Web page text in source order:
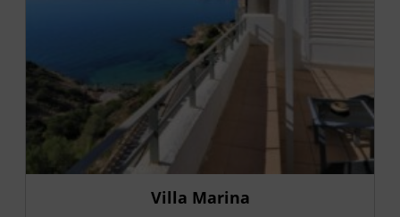
Villa Marina